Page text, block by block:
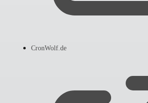
CronWolf.de